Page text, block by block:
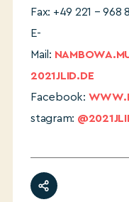
Fax: +49 221 – 968
E-
Mail:
2021JLID.DE
Facebook:
stagram: